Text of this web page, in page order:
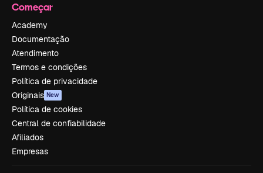
Começar
Academy
Documentação
Atendimento
Termos e condições
Política de privacidade
Originais New
Política de cookies
Central de confiabilidade
Afiliados
Empresas